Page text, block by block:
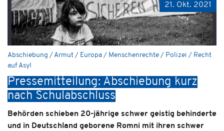
21. Okt. 2021
Abschiebung / Armut / Europa / Menschenrechte / Polizei / Recht
auf Asyl
Pressemitteilung: Abschiebung kurz
nach Schulabschluss
Behörden schieben 20-jährige schwer geistig behinderte
und in Deutschland geborene Romni mit ihren schwer